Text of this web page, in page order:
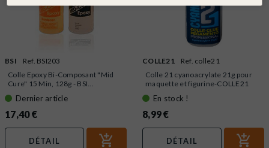
BSI
Ref. BSI203
Colle Epoxy Bi-Composant "Mid
Cure" 15 Min, 128g - BSI...
Dernier article
17,40 €
DÉTAIL
COLLE21
Ref. colle21
Colle 21 cyanoacrylate 21g pour
maquette et figurine-COLLE21
En stock !
8,99 €
DÉTAIL